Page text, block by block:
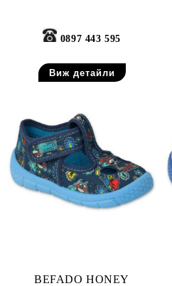
0897 443 595
Виж детайли
BEFADO HONEY